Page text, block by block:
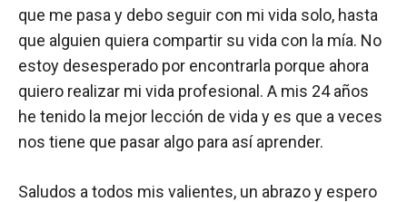
que me pasa y debo seguir con mi vida solo, hasta
que alguien quiera compartir su vida con la mía. No
estoy desesperado por encontrarla porque ahora
quiero realizar mi vida profesional. A mis 24 años
he tenido la mejor lección de vida y es que a veces
nos tiene que pasar algo para así aprender.
Saludos a todos mis valientes, un abrazo y espero